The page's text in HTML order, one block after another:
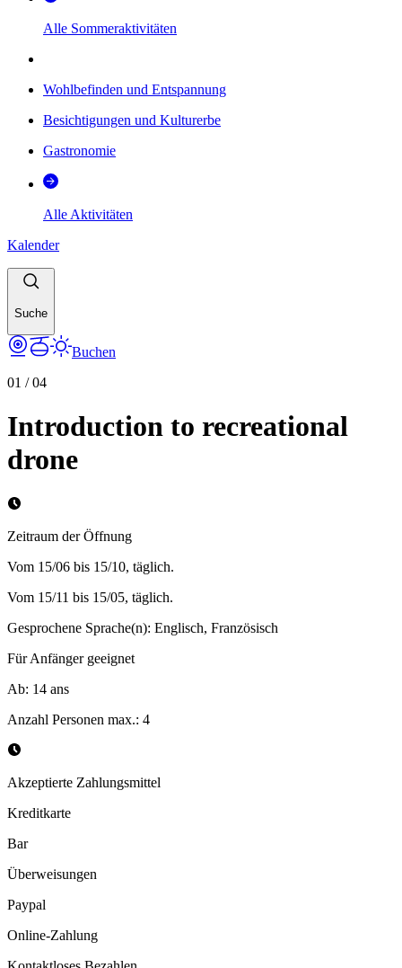
Alle Sommeraktivitäten
Wohlbefinden und Entspannung
Besichtigungen und Kulturerbe
Gastronomie
Alle Aktivitäten
Kalender
Suche
Buchen
01 /04
Introduction to recreational
drone
Zeitraum der Öffnung
Vom 15/06 bis 15/10, täglich.
Vom 15/11 bis 15/05, täglich.
Gesprochene Sprache(n): Englisch, Französisch
Für Anfänger geeignet
Ab: 14 ans
Anzahl Personen max.: 4
Akzeptierte Zahlungsmittel
Kreditkarte
Bar
Überweisungen
Paypal
Online-Zahlung